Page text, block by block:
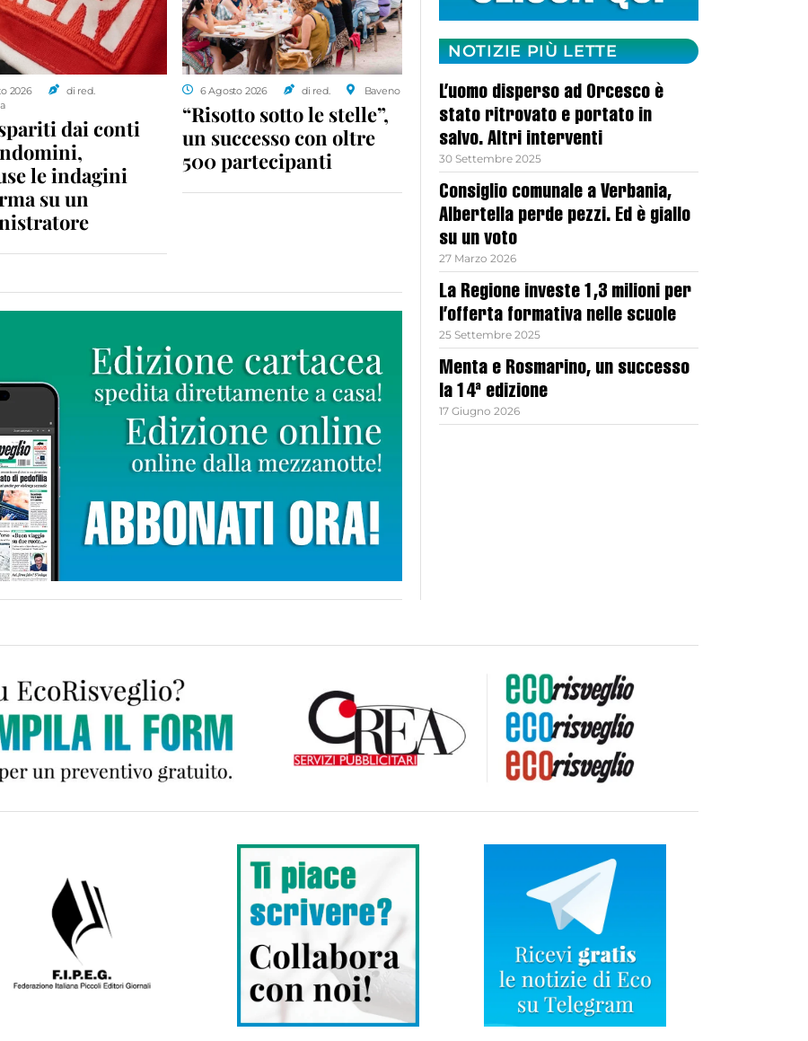
2026
di red.
dai conti
le indagini
su un
6 Agosto 2026 di red. Baveno
“Risotto sotto le stelle”,
un successo con oltre
500 partecipanti
NOTIZIE PIÙ LETTE
L’uomo disperso ad Orcesco è
stato ritrovato e portato in
salvo. Altri interventi
30 Settembre 2025
Consiglio comunale a Verbania,
Albertella perde pezzi. Ed è giallo
su un voto
27 Marzo 2026
La Regione investe 1,3 milioni per
l’offerta formativa nelle scuole
25 Settembre 2025
Menta e Rosmarino, un successo
la 14ª edizione
17 Giugno 2026